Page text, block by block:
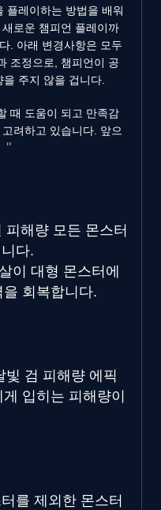
플레이하는 방법을 배워
로운 챔피언 플레이까
. 아래 변경사항은 모두
조정으로, 챔피언이 공
주지 않을 겁니다.
때 도움이 되고 만족감
려하고 있습니다. 앞으
피해량 모든 몬스터
다.
이 대형 몬스터에
회복합니다.
빛 검 피해량 에픽
입히는 피해량이
를 제외한 몬스터